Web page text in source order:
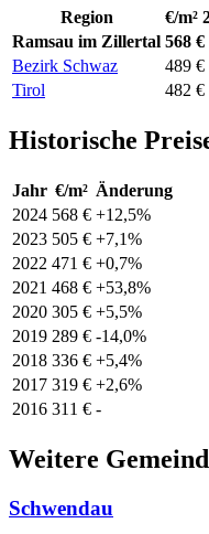
Region €/m²
Ramsau im Zillertal 568 €
Bezirk Schwaz
489 €
Tirol
482 €
Historische
Jahr €/m² Änderung
2024 568 € +12,5%
2023 505 € +7,1%
2022 471 € +0,7%
2021 468 € +53,8%
2020 305 € +5,5%
2019 289 € -14,0%
2018 336 € +5,4%
2017 319 € +2,6%
2016 311 € -
Weitere
Schwendau